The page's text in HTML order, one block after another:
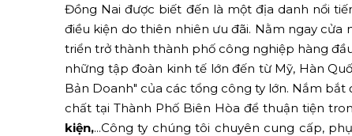
Đồng Nai được biết đến là một địa danh nổi
điều kiện do thiên nhiên ưu đãi. Nằm ngay cửa
triển trở thành thành phố công nghiệp hàng
những tập đoàn kinh tế lớn đến từ Mỹ, Hàn
Bản Doanh" của các tổng công ty lớn. Nắm
chất tại Thành Phố Biên Hòa để thuận tiện
kiện,...Công ty chúng tôi chuyên cung cấp,